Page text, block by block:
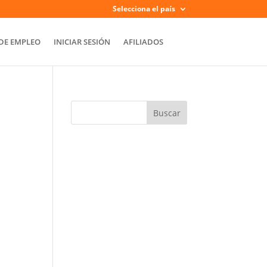
Selecciona el país
EMPLEO INICIAR SESIÓN AFILIADOS